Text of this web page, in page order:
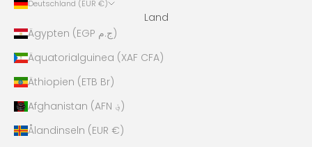
Deutschland (EUR €)
Land
Ägypten (EGP ج.م)
Äquatorialguinea (XAF CFA)
Äthiopien (ETB Br)
Afghanistan (AFN ؋)
Ålandinseln (EUR €)